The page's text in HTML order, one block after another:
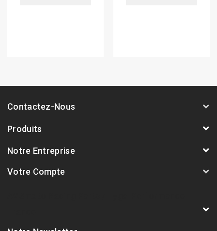
Contactez-Nous
Produits
Notre Entreprise
Votre Compte